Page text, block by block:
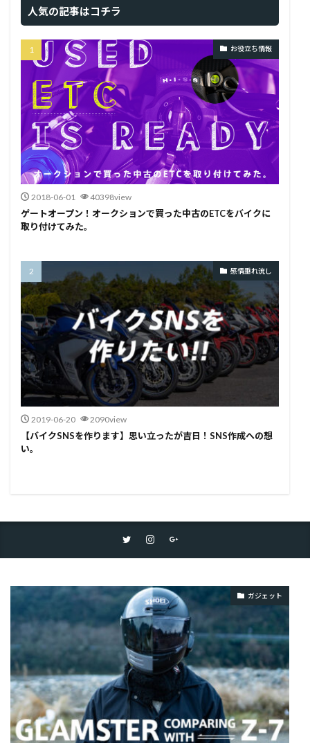
人気の記事はコチラ
お役立ち情報
2018-06-01 40398view
ゲートオープン！オークションで買った中古のETCをバイクに
取り付けてみた。
感情垂れ流し
2019-06-20 2090view
【バイクSNSを作ります】思い立ったが吉日！SNS作成への想
い。
ガジェット